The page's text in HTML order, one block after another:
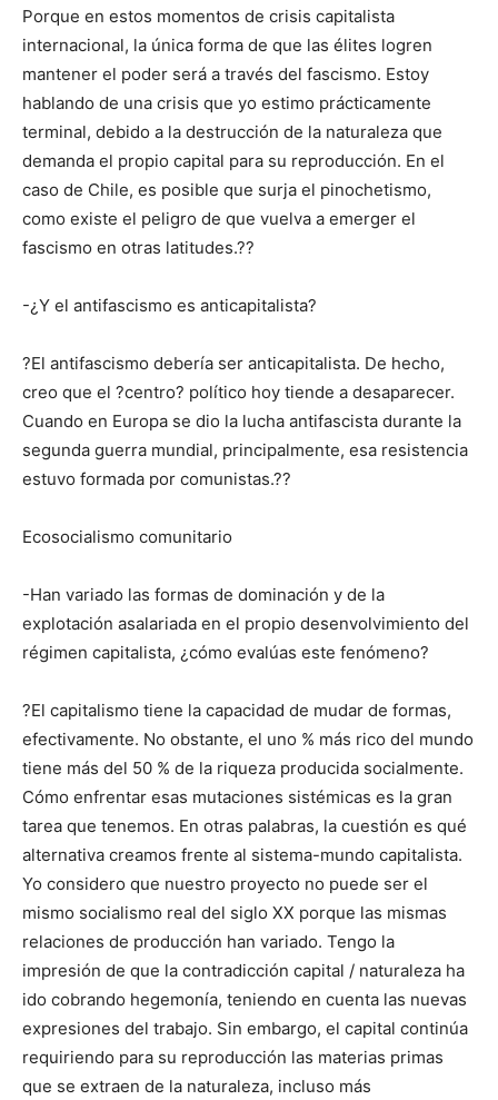
Porque en estos momentos de crisis capitalista
internacional, la única forma de que las élites logren
mantener el poder será a través del fascismo. Estoy
hablando de una crisis que yo estimo prácticamente
terminal, debido a la destrucción de la naturaleza que
demanda el propio capital para su reproducción. En el
caso de Chile, es posible que surja el pinochetismo,
como existe el peligro de que vuelva a emerger el
fascismo en otras latitudes.??
-¿Y el antifascismo es anticapitalista?
?El antifascismo debería ser anticapitalista. De hecho,
creo que el ?centro? político hoy tiende a desaparecer.
Cuando en Europa se dio la lucha antifascista durante la
segunda guerra mundial, principalmente, esa resistencia
estuvo formada por comunistas.??
Ecosocialismo comunitario
-Han variado las formas de dominación y de la
explotación asalariada en el propio desenvolvimiento del
régimen capitalista, ¿cómo evalúas este fenómeno?
?El capitalismo tiene la capacidad de mudar de formas,
efectivamente. No obstante, el uno % más rico del mundo
tiene más del 50 % de la riqueza producida socialmente.
Cómo enfrentar esas mutaciones sistémicas es la gran
tarea que tenemos. En otras palabras, la cuestión es qué
alternativa creamos frente al sistema-mundo capitalista.
Yo considero que nuestro proyecto no puede ser el
mismo socialismo real del siglo XX porque las mismas
relaciones de producción han variado. Tengo la
impresión de que la contradicción capital / naturaleza ha
ido cobrando hegemonía, teniendo en cuenta las nuevas
expresiones del trabajo. Sin embargo, el capital continúa
requiriendo para su reproducción las materias primas
que se extraen de la naturaleza, incluso más